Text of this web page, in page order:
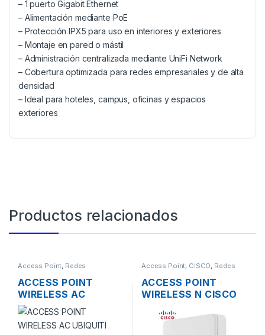
– 1 puerto Gigabit Ethernet
– Alimentación mediante PoE
– Protección IPX5 para uso en interiores y exteriores
– Montaje en pared o mástil
– Administración centralizada mediante UniFi Network
– Cobertura optimizada para redes empresariales y de alta
densidad
– Ideal para hoteles, campus, oficinas y espacios
exteriores
Productos relacionados
Access Point, Redes
ACCESS POINT
WIRELESS AC
UBIQUITI UNIFI UAP-
AC-LITE ENTERPRISE
DUAL BAND MIMO
Access Point, CISCO, Redes
ACCESS POINT
WIRELESS N CISCO
NA DUAL BAND